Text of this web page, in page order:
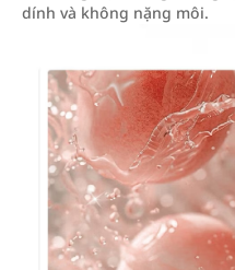
dính và không nặng môi.